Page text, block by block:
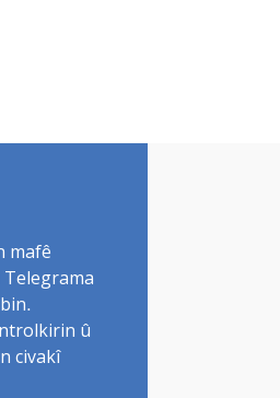
mafê
û
civakî